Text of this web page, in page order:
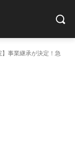
】事業継承が決定！急